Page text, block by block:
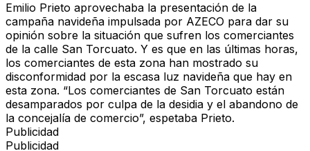
Emilio Prieto aprovechaba la presentación de la
campaña navideña impulsada por AZECO para dar su
opinión sobre la situación que sufren los comerciantes
de la calle San Torcuato. Y es que en las últimas horas,
los comerciantes de esta zona han mostrado su
disconformidad por la escasa luz navideña que hay en
esta zona. “Los comerciantes de San Torcuato están
desamparados por culpa de la desidia y el abandono de
la concejalía de comercio”, espetaba Prieto.
Publicidad
Publicidad